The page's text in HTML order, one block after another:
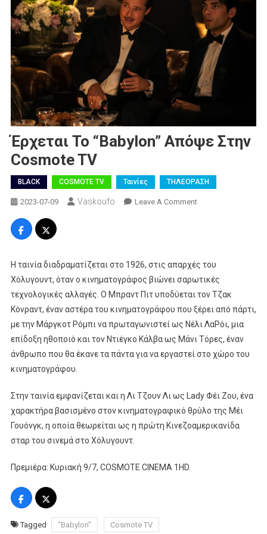
Έρχεται Το “Babylon” Απόψε Στην
Cosmote TV
BLACK COSMOTE TV Ταινίες ΤΗΛΕΟΡΑΣΗ
2023-07-09 Vaskoufo Leave A CommentOn
Στην
Cosmote
TV
Η ταινία διαδραματίζεται στο 1926, στις απαρχές του
Χόλυγουντ, όταν ο κινηματογράφος βιώνει σαρωτικές
τεχνολογικές αλλαγές. Ο Μπραντ Πιτ υποδύεται τον Τζακ
Κόνραντ, έναν αστέρα του κινηματογράφου που ξέρει από πάρτι,
με την Μάργκοτ Ρόμπι να πρωταγωνιστεί ως Νέλι ΛαΡόι, μια
επίδοξη ηθοποιό και τον Ντιέγκο Κάλβα ως Μάνι Τόρες, έναν
άνθρωπο που θα έκανε τα πάντα για να εργαστεί στο χώρο του
κινηματογράφου.
Στην ταινία εμφανίζεται και η Λι Τζουν Λι ως Lady Φέι Ζου, ένα
χαρακτήρα βασισμένο στον κινηματογραφικό θρύλο της Μέι
Γουόνγκ, η οποία θεωρείται ως η πρώτη Κινεζοαμερικανίδα
σταρ του σινεμά στο Χόλυγουντ.
Πρεμιέρα: Κυριακή 9/7, COSMOTE CINEMA 1HD.
Tagged "Babylon" Cosmote TV